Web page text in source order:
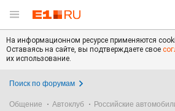
На информационном ресурсе применяются
Оставаясь на сайте, вы подтверждаете свое
их использование.
Поиск по форумам
Общение Автоклуб Российские